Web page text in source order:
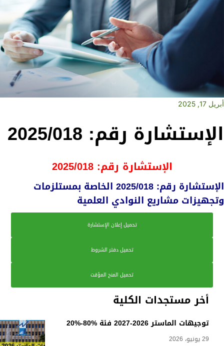
أخر مستجدات الكلية
توجيهات الماستر 2026-2027 فئة %80-%20
29 يونيو، 2026
أبريل 17, 2025
الإستشارة رقم: 2025/018
الإستشارة رقم: 2025/018
الإستشارة رقم: 2025/018 الخاصة بمستلزمات
وتجهيزات مشاريع النوادي العلمية
تحميل إعلان الإستشارة
تحميل دفتر الشروط
تحميل المنح المؤقت